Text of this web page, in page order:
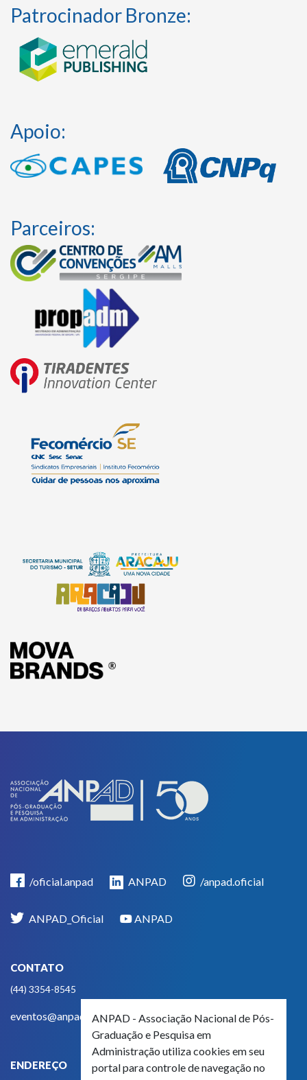
Patrocinador Bronze:
Apoio:
Parceiros:
/oficial.anpad ANPAD /anpad.oficial
ANPAD_Oficial ANPAD
CONTATO
(44) 3354-8545
eventos@anpad.org.br
ENDEREÇO
ANPAD - Associação Nacional de Pós-
Graduação e Pesquisa em
Administração utiliza cookies em seu
portal para controle de navegação no